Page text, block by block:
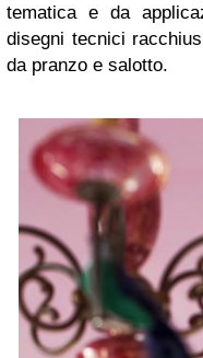
tematica e da
disegni tecnici
da pranzo e salotto.